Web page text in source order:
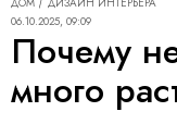
06.10.2025, 09:09
Почему
много